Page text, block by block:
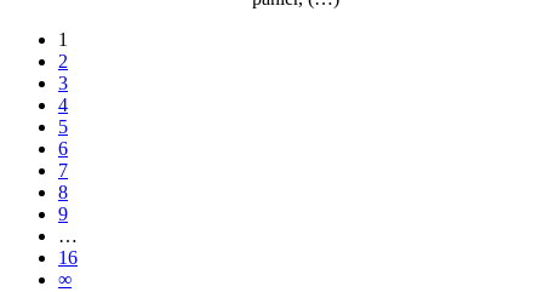
1
2
3
4
5
6
7
8
9
…
16
∞